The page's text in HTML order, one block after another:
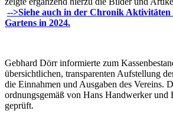
-->Siehe auch in der Chronik Aktivitäten
Gartens in 2024.
Gebhard Dörr informierte zum
übersichtlichen, transparenten Aufstellung
die Ein­nahmen und Ausgaben des Vereins.
ordnungsgemäß von Hans Handwerker und
geprüft.